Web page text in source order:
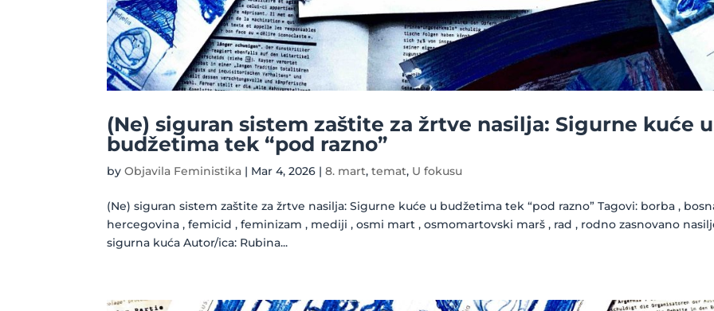
(Ne) siguran sistem zaštite za žrtve nasilja: Sigurne kuće u
budžetima tek “pod razno”
byObjavila Feministika | Mar 4, 2026 |8. mart,temat, U fokusu
(Ne) siguran sistem zaštite za žrtve nasilja: Sigurne kuće u budžetima tek “pod razno” Tagovi: borba ,
hercegovina , femicid , feminizam , mediji , osmi mart , osmomartovski marš , rad , rodno zasnovano
sigurna kuća Autor/ica: Rubina...